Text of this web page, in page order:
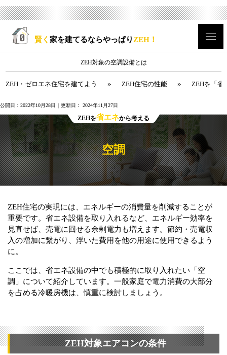
ZEH対象の空調設備とは
賢く 家を建てるならやっぱり ZEH！
ZEH・ゼロエネ住宅を建てよう » ZEH住宅の性能 » ZEHを「省
公開日： 2022年10月28日 ｜更新日： 2024年11月27日
ZEHを省エネから考える
空調
ZEH住宅の実現には、エネルギーの消費量を削減することが
重要です。省エネ設備を取り入れるなど、エネルギー効率を
見直せば、売電に回せる余剰電力も増えます。節約・売電収
入の増加に繋がり、浮いた費用を他の用途に使用できるよう
に。
ここでは、省エネ設備の中でも積極的に取り入れたい「空
調」について紹介しています。一般家庭で電力消費の大部分
を占める冷暖房機は、慎重に検討しましょう。
ZEH対象エアコンの条件